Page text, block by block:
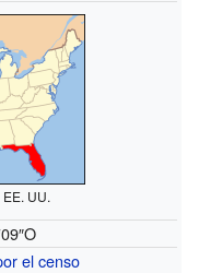
UU.
el censo